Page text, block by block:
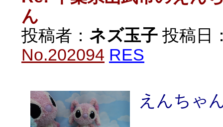
ん
投稿者： ネズ玉子 投稿日
No.202094 RES
えんちゃ